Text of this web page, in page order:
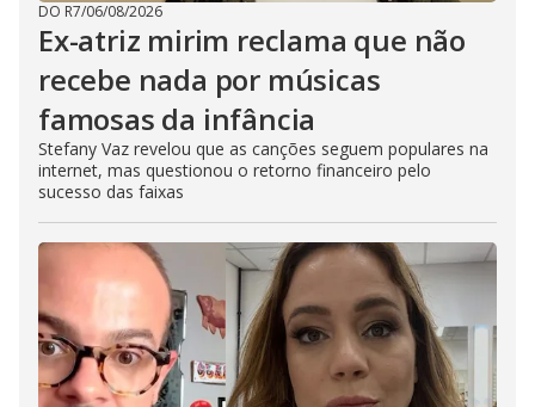
DO R7/06/08/2026
Ex-atriz mirim reclama que não
recebe nada por músicas
famosas da infância
Stefany Vaz revelou que as canções seguem populares na
internet, mas questionou o retorno financeiro pelo
sucesso das faixas